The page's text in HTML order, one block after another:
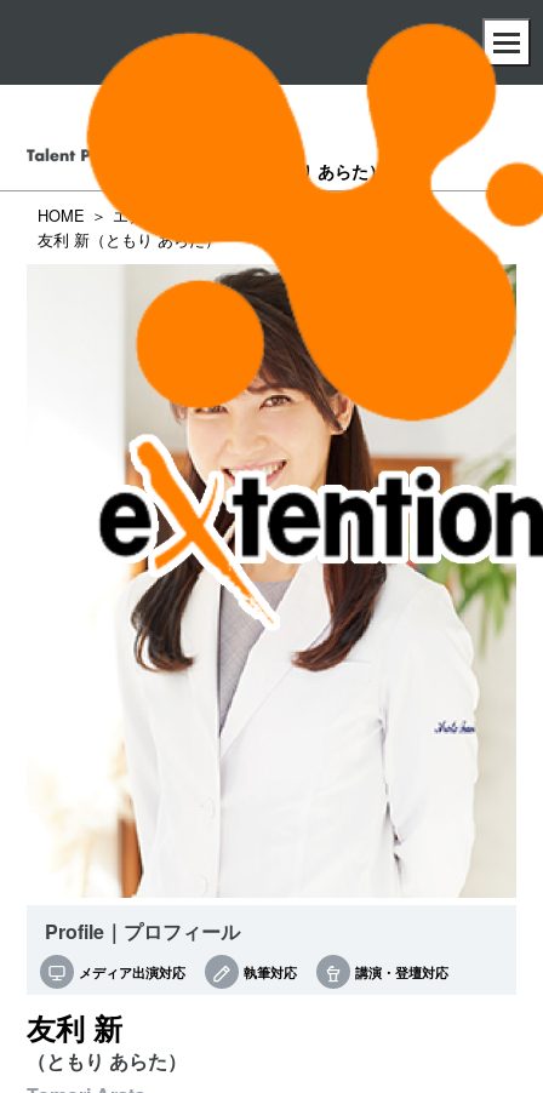
（ともり あらた）
HOME
エクステンション所属タレント一覧
友利 新（ともり あらた）
Profile｜プロフィール
メディア出演対応 執筆対応 講演・登壇対応
友利 新
（ともり あらた）